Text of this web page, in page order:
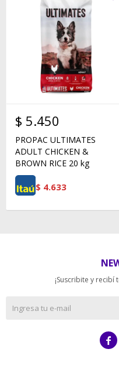
$ 5.450
PROPAC ULTIMATES
ADULT CHICKEN &
BROWN RICE 20 kg
$ 4.633
¡Suscribite y
